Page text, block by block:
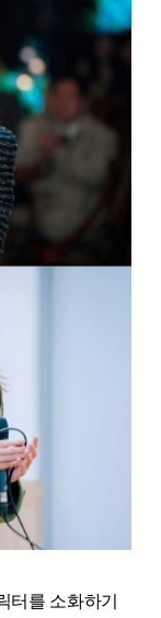
터를 소화하기